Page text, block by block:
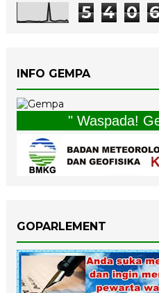
5 4 0
INFO GEMPA
" Waspada!
GOPARLEMENT